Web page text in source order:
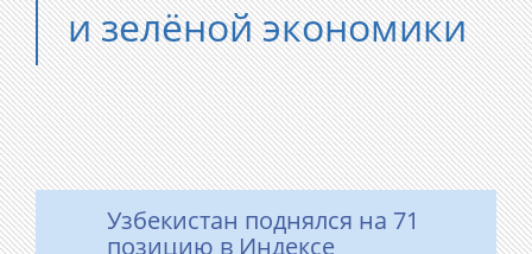
и зелёной экономики
Узбекистан поднялся на 71
позицию в Индексе